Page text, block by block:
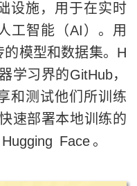
设施，用于在实时
工智能（AI）。用
模型和数据集。H
学习界的GitHub，
和测试他们所训练
速部署本地训练的
Face。